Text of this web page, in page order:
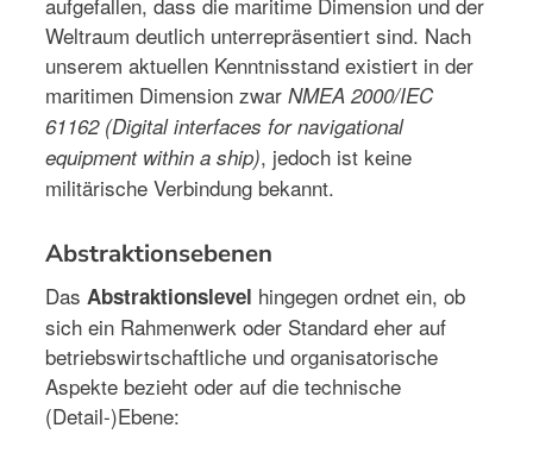
Weltraum deutlich unterrepräsentiert sind. Nach
unserem aktuellen Kenntnisstand existiert in der
maritimen Dimension zwar NMEA 2000/IEC
61162 (Digital interfaces for navigational
equipment within a ship), jedoch ist keine
militärische Verbindung bekannt.
Abstraktionsebenen
Das Abstraktionslevel hingegen ordnet ein, ob
sich ein Rahmenwerk oder Standard eher auf
betriebswirtschaftliche und organisatorische
Aspekte bezieht oder auf die technische
(Detail-)Ebene: